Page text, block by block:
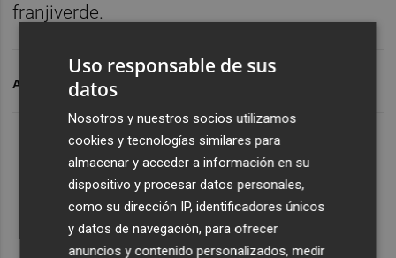
franjiverde.
ARCHIVADO EN ELCHE CF
Uso responsable de sus
datos
Nosotros y nuestros socios utilizamos
cookies y tecnologías similares para
almacenar y acceder a información en su
dispositivo y procesar datos personales,
como su dirección IP, identificadores únicos
y datos de navegación, para ofrecer
anuncios y contenido personalizados, medir